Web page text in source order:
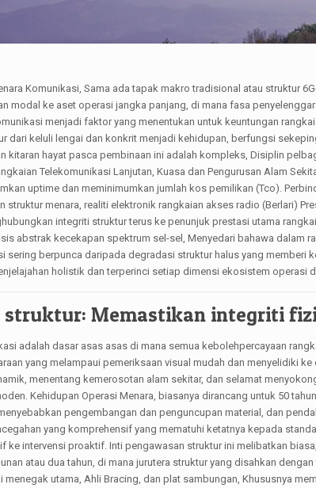
Komunikasi, Sama ada tapak makro tradisional atau struktur
modal ke aset operasi jangka panjang, di mana fasa
menjadi faktor yang menentukan untuk keuntungan
dari keluli lengai dan konkrit menjadi kehidupan, berfungsi
kitaran hayat pasca pembinaan ini adalah kompleks, Disiplin
Telekomunikasi Lanjutan, Kuasa dan Pengurusan Alam
uptime dan meminimumkan jumlah kos pemilikan (Tco).
struktur menara, realiti elektronik rangkaian akses radio (Berlari)
integriti struktur terus ke penunjuk prestasi utama
abstrak kecekapan spektrum sel-sel, Menyedari bahawa dalam
sering berpunca daripada degradasi struktur halus yang memberi
holistik dan terperinci setiap dimensi ekosistem operasi
struktur: Memastikan integriti
adalah dasar asas asas di mana semua kebolehpercayaan
yang melampaui pemeriksaan visual mudah dan menyelidiki
menentang kemerosotan alam sekitar, dan selamat
Kehidupan Operasi Menara, biasanya dirancang untuk 50
pengembangan dan penguncupan material, dan
yang komprehensif yang mematuhi ketatnya kepada
ke intervensi proaktif. Inti pengawasan struktur ini melibatkan
atau dua tahun, di mana jurutera struktur yang disahkan
utama, Ahli Bracing, dan plat sambungan, Khususnya